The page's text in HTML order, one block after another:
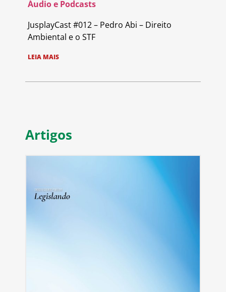
Áudio e Podcasts
JusplayCast #012 – Pedro Abi – Direito
Ambiental e o STF
LEIA MAIS
Artigos